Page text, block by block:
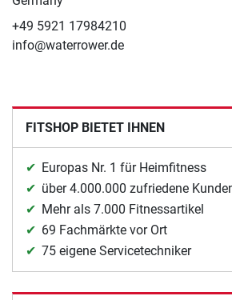
+49 5921 17984210
info@waterrower.de
FITSHOP BIETET IHNEN
Europas Nr. 1 für Heimfitness
über 4.000.000 zufriedene
Mehr als 7.000 Fitnessartikel
69 Fachmärkte vor Ort
75 eigene Servicetechniker